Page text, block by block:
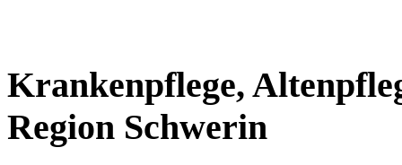
Krankenpflege,
Region Schwerin